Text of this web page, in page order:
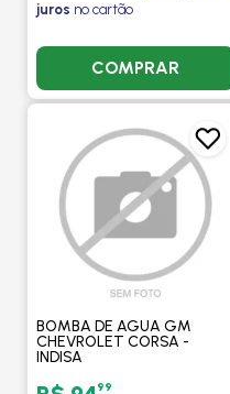
juros no cartão
COMPRAR
BOMBA DE AGUA GM
CHEVROLET CORSA -
INDISA
99